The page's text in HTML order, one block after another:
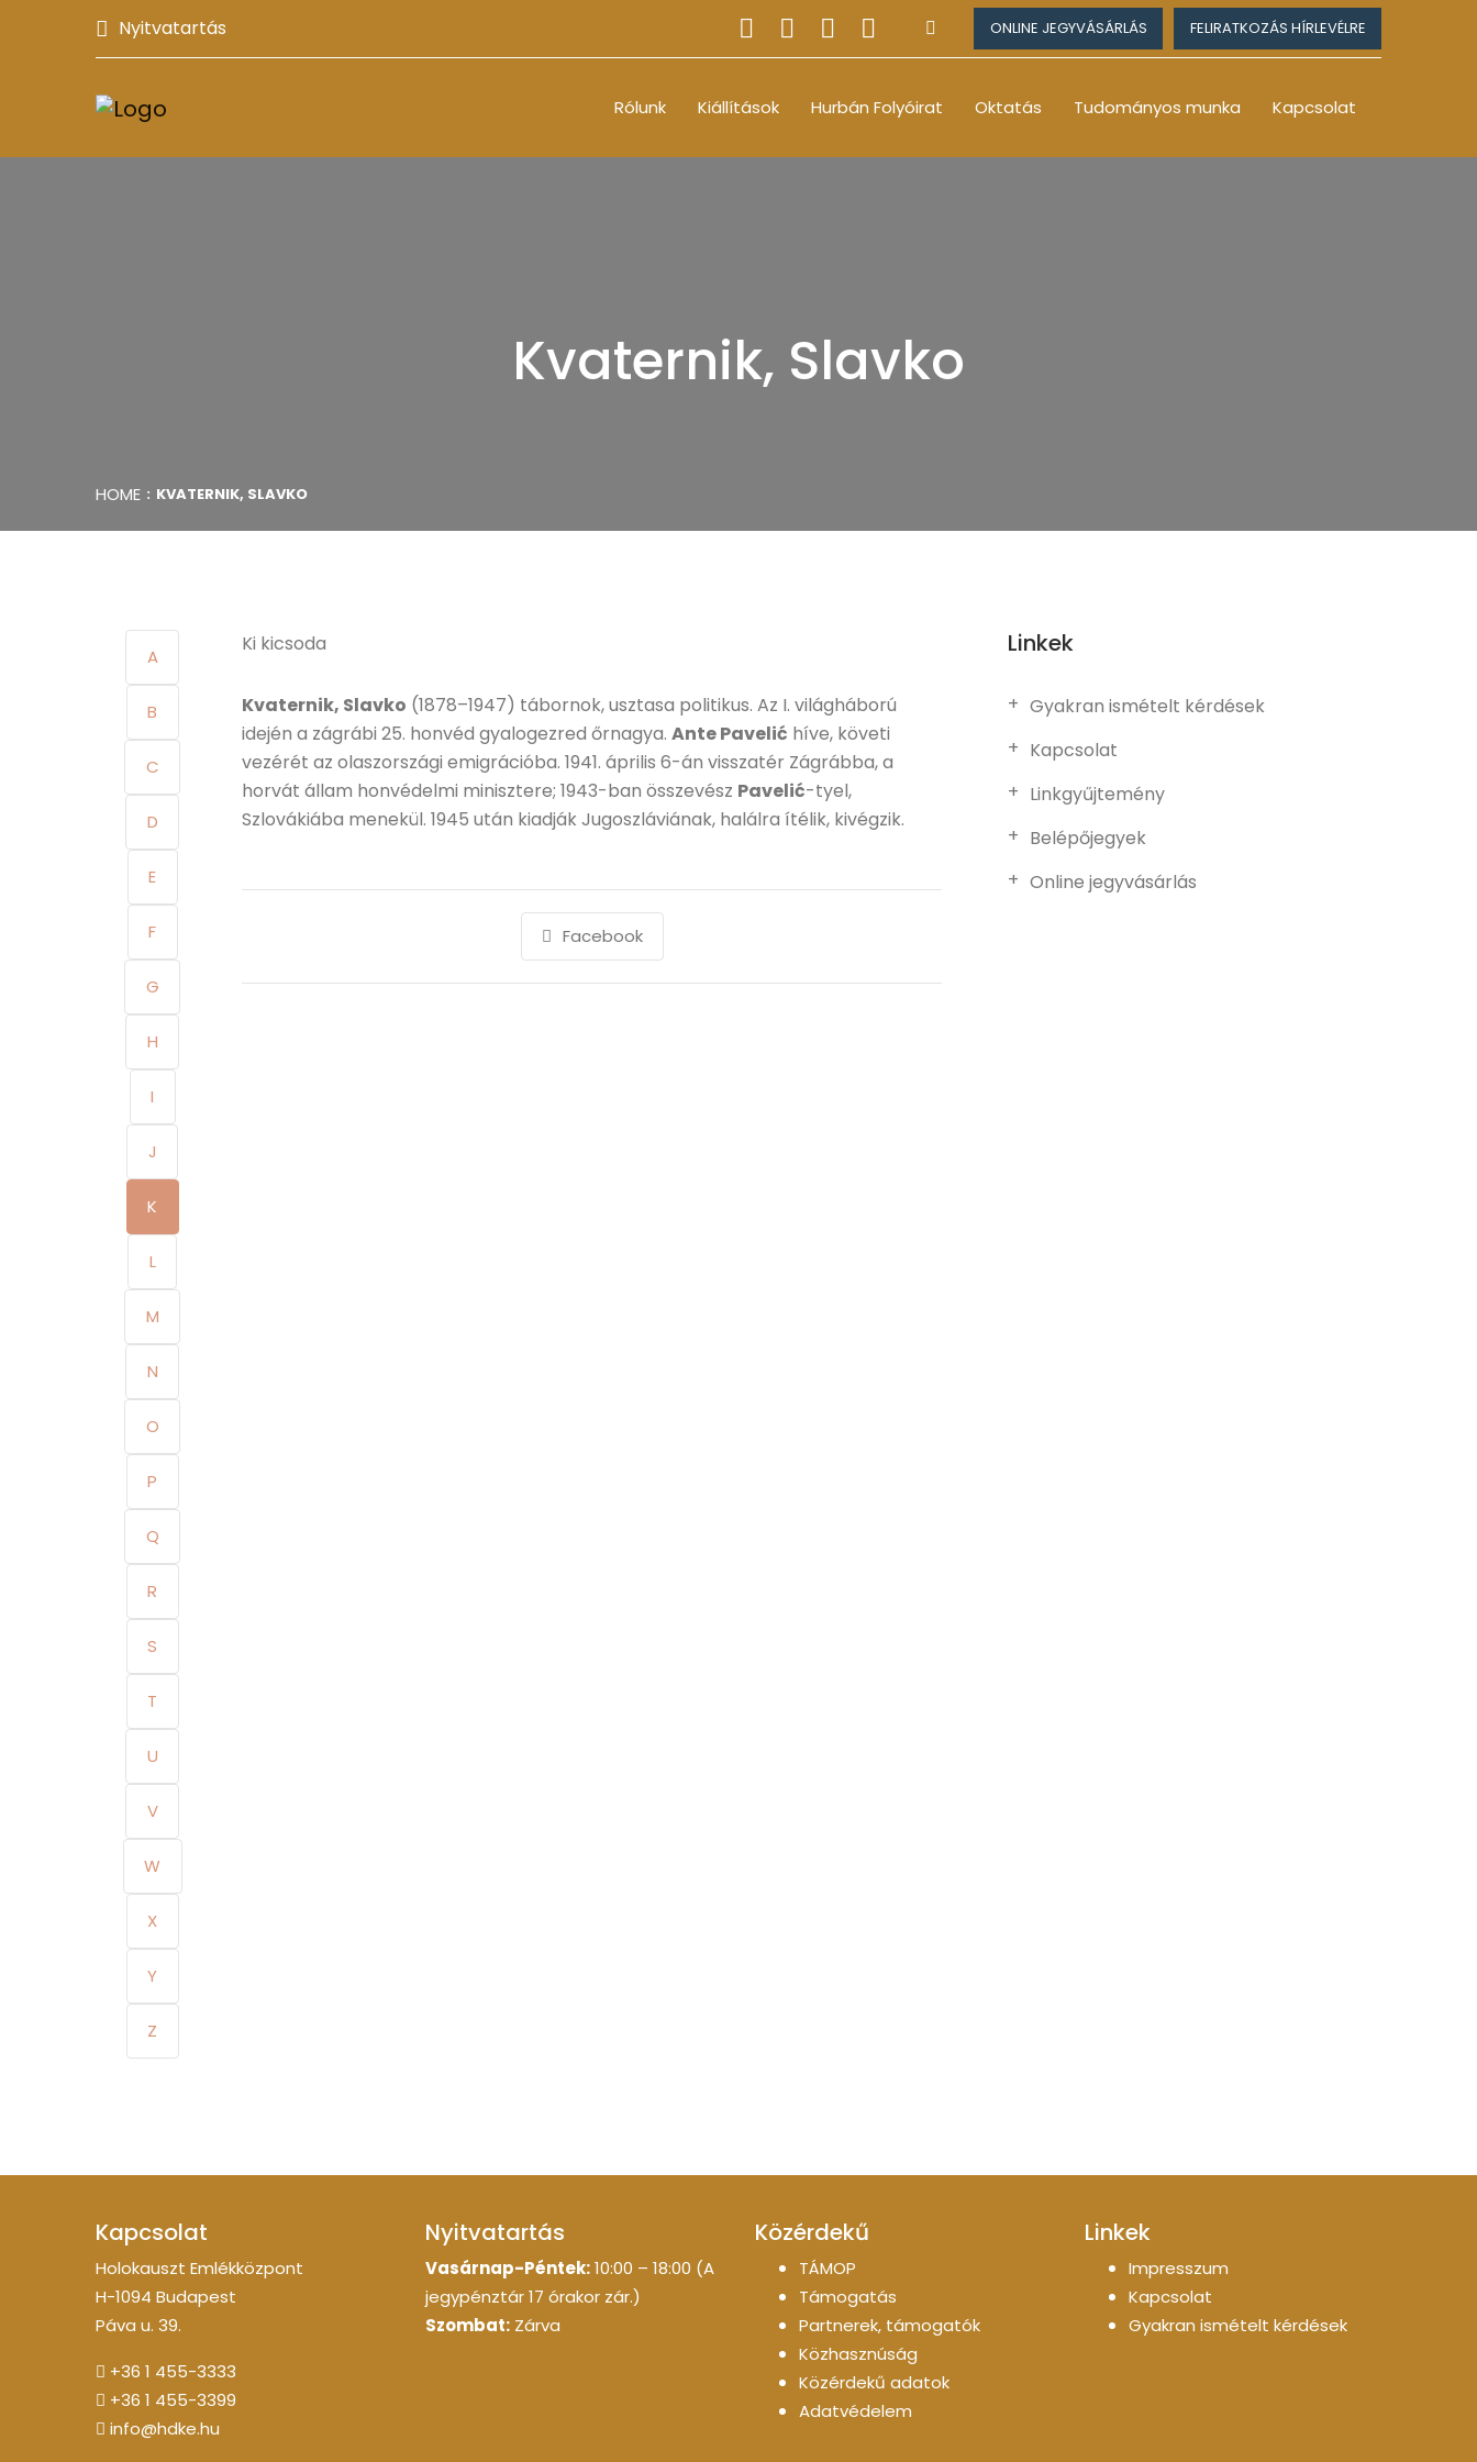
Nyitvatartás ONLINE JEGYVÁSÁRLÁS FELIRATKOZÁS HÍRLEVÉLRE
Rólunk Kiállítások Hurbán Folyóirat Oktatás Tudományos munka Kapcsolat
Kvaternik, Slavko
HOME KVATERNIK, SLAVKO
A
B
C
D
E
F
G
H
I
J
K
L
M
N
O
P
Q
R
S
T
U
V
W
X
Y
Z
Ki kicsoda
Kvaternik, Slavko (1878–1947) tábornok, usztasa politikus. Az I. világháború
idején a zágrábi 25. honvéd gyalogezred őrnagya.Ante Pavelić híve, követi
vezérét az olaszországi emigrációba. 1941. április 6-án visszatér Zágrábba, a
horvát állam honvédelmi minisztere; 1943-ban összevész Pavelić-tyel,
Szlovákiába menekül. 1945 után kiadják Jugoszláviának, halálra ítélik, kivégzik.
Facebook
Linkek
Gyakran ismételt kérdések
Kapcsolat
Linkgyűjtemény
Belépőjegyek
Online jegyvásárlás
Kapcsolat
Holokauszt Emlékközpont
H-1094 Budapest
Páva u. 39.
+36 1 455-3333
+36 1 455-3399
info@hdke.hu
Nyitvatartás
Vasárnap-Péntek:10:00 – 18:00 (A
jegypénztár 17 órakor zár.)
Szombat: Zárva
Közérdekű
TÁMOP
Támogatás
Partnerek, támogatók
Közhasznúság
Közérdekű adatok
Adatvédelem
Linkek
Impresszum
Kapcsolat
Gyakran ismételt kérdések